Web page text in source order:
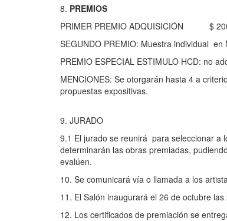
8. PREMIOS
PRIMER PREMIO ADQUISICIÓN $
SEGUNDO PREMIO: Muestra individual
PREMIO ESPECIAL ESTIMULO HCD: no
MENCIONES: Se otorgarán hasta 4 a
propuestas expositivas.
9. JURADO
9.1 El jurado se reunirá para seleccionar a
determinarán las obras premiadas,
evalúen.
10. Se comunicará vía o llamada a los
11. El Salón inaugurará el 26 de octubre las
12. Los certificados de premiación se